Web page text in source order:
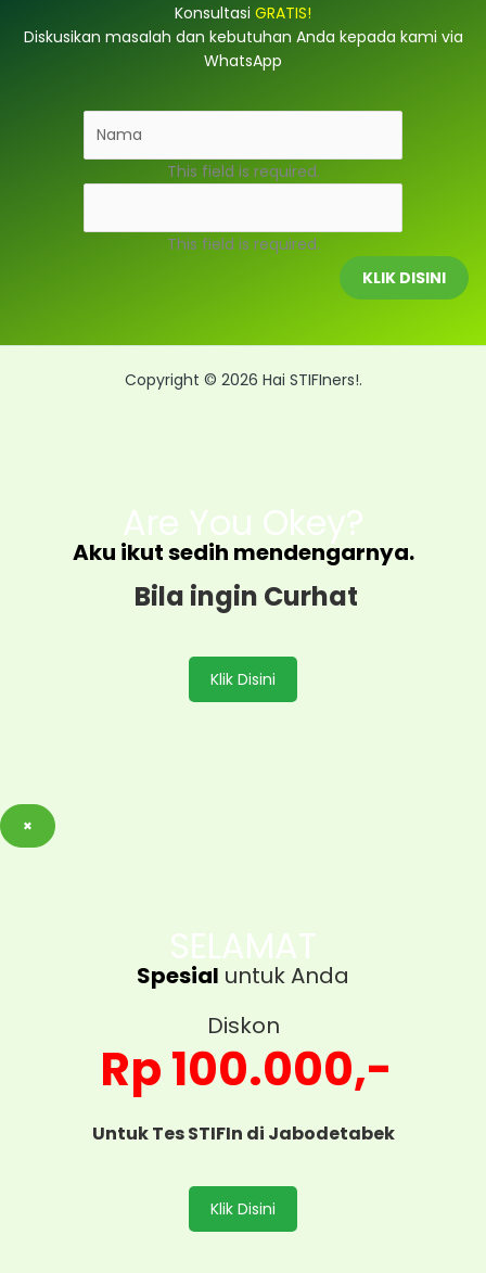
h
Konsultasi GRATIS!
Diskusikan masalah dan kebutuhan Anda kepada kami via
WhatsApp
This field is required.
This field is required.
KLIK DISINI
Copyright © 2026 Hai STIFIners!.
Are You Okey?
Aku ikut sedih mendengarnya.
Bila ingin Curhat
Klik Disini
×
SELAMAT
Spesial untuk Anda
Diskon
Rp 100.000,-
Untuk Tes STIFIn di Jabodetabek
Klik Disini